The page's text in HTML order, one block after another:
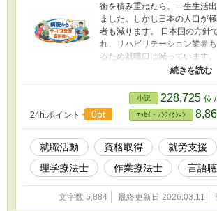
術を積み重ねたら、一生生活
ました。しかし日本の人口が
者も減ります。 日本国の方針
れ、リハビリテーション業界
るため就職口は減っています
てから、再就職は極めて困難
収です。社会保障制度を維持
も納税者は多い方が良いのです
支払う生活能力を持つ人を支
ば、セラピストの活躍の場は
思います。 本文はその流れを
24h.ポイント 0pt
小説 228,725 位
ｴｯｾｲ・ﾉﾝﾌｨｸｼｮﾝ
就職活動 資格取得
就労支援
理学療法士
作業療法士 言語
文字数 5,884 最終更新日 2026.03.11